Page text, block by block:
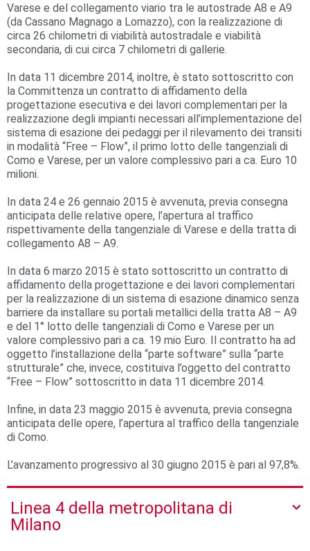
Varese e del collegamento viario tra le autostrade A8 e A9
(da Cassano Magnago a Lomazzo), con la realizzazione di
circa 26 chilometri di viabilità autostradale e viabilità
secondaria, di cui circa 7 chilometri di gallerie.
In data 11 dicembre 2014, inoltre, è stato sottoscritto con
la Committenza un contratto di affidamento della
progettazione esecutiva e dei lavori complementari per la
realizzazione degli impianti necessari all’implementazione del
sistema di esazione dei pedaggi per il rilevamento dei transiti
in modalità “Free – Flow”, il primo lotto delle tangenziali di
Como e Varese, per un valore complessivo pari a ca. Euro 10
milioni.
In data 24 e 26 gennaio 2015 è avvenuta, previa consegna
anticipata delle relative opere, l’apertura al traffico
rispettivamente della tangenziale di Varese e della tratta di
collegamento A8 – A9.
In data 6 marzo 2015 è stato sottoscritto un contratto di
affidamento della progettazione e dei lavori complementari
per la realizzazione di un sistema di esazione dinamico senza
barriere da installare su portali metallici della tratta A8 – A9
e del 1° lotto delle tangenziali di Como e Varese per un
valore complessivo pari a ca. 19 mio Euro. Il contratto ha ad
oggetto l’installazione della “parte software” sulla “parte
strutturale” che, invece, costituiva l’oggetto del contratto
“Free – Flow” sottoscritto in data 11 dicembre 2014.
Infine, in data 23 maggio 2015 è avvenuta, previa consegna
anticipata delle opere, l’apertura al traffico della tangenziale
di Como.
L’avanzamento progressivo al 30 giugno 2015 è pari al 97,8%.
Linea 4 della metropolitana di
Milano